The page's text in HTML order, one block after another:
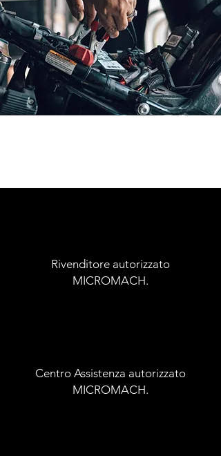
Rivenditore autorizzato
MICROMACH.
Centro Assistenza autorizzato
MICROMACH.